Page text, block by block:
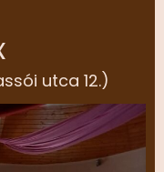
utca 12.)